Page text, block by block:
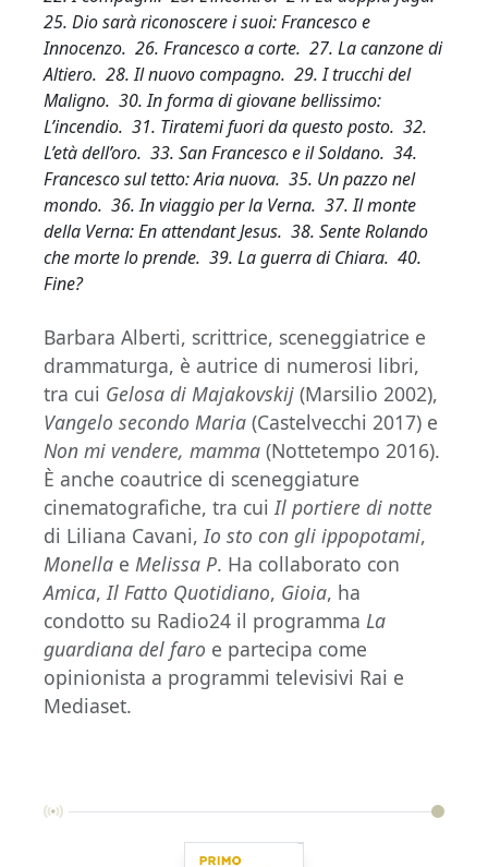
25. Dio sarà riconoscere i suoi: Francesco e
Innocenzo. 26. Francesco a corte. 27. La canzone di
Altiero. 28. Il nuovo compagno. 29. I trucchi del
Maligno. 30. In forma di giovane bellissimo:
L’incendio. 31. Tiratemi fuori da questo posto. 32.
L’età dell’oro. 33. San Francesco e il Soldano. 34.
Francesco sul tetto: Aria nuova. 35. Un pazzo nel
mondo. 36. In viaggio per la Verna. 37. Il monte
della Verna: En attendant Jesus. 38. Sente Rolando
che morte lo prende. 39. La guerra di Chiara. 40.
Fine?
Barbara Alberti, scrittrice, sceneggiatrice e
drammaturga, è autrice di numerosi libri,
tra cui Gelosa di Majakovskij (Marsilio 2002),
Vangelo secondo Maria (Castelvecchi 2017) e
Non mi vendere, mamma (Nottetempo 2016).
È anche coautrice di sceneggiature
cinematografiche, tra cuiIl portiere di notte
di Liliana Cavani,Io sto con gli ippopotami,
Monella e Melissa P. Ha collaborato con
Amica,Il Fatto Quotidiano, Gioia, ha
condotto su Radio24 il programma La
guardiana del faro e partecipa come
opinionista a programmi televisivi Rai e
Mediaset.